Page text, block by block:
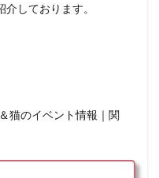
しております。
猫のイベント情報｜関